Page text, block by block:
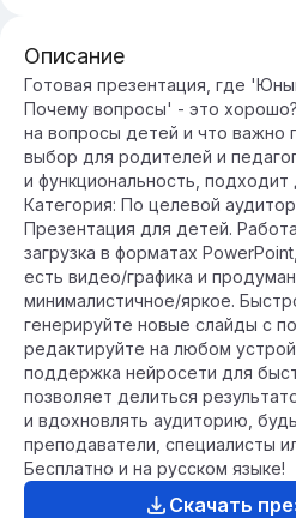
Описание
Готовая презентация, где
Почему вопросы' - это
на вопросы детей и что важно
выбор для родителей и
и функциональность, подходит
Категория: По целевой
Презентация для детей.
загрузка в форматах
есть видео/графика и
минималистичное/яркое.
генерируйте новые слайды с
редактируйте на любом
поддержка нейросети для
позволяет делиться
и вдохновлять аудиторию,
преподаватели, специалисты
Бесплатно и на русском языке!
Скачать